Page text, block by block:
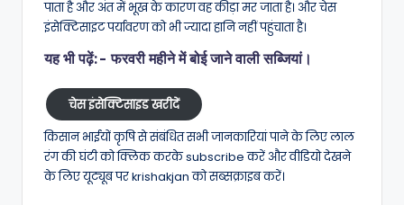
पाता है और अंत में भूख के कारण वह कीड़ा मर जाता है। और चेस
इंसेक्टिसाइट पर्यावरण को भी ज्यादा हानि नहीं पहुंचाता है।
यह भी पढ़ें:-फरवरी महीने में बोई जाने वाली सब्जियां।
चेस इंसेक्टिसाइड खरीदें
किसान भाईयों कृषि से संबंधित सभी जानकारियां पाने के लिए लाल
रंग की घंटी को क्लिक करके subscribe करें और वीडियो देखने
के लिए यूट्यूब पर krishakjan को सब्सक्राइब करें।